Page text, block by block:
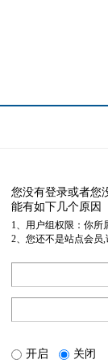
您没有登录或者您
能有如下几个原因
1、用户组权限：你所
2、您还不是站点会员
开启 关闭